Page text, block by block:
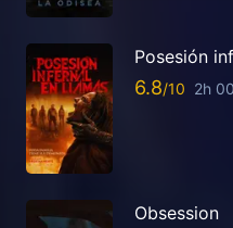
Posesión
6.8 2h
Obsession